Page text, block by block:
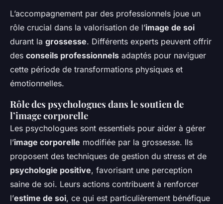
L’accompagnement par des professionnels joue un
rôle crucial dans la valorisation de l’image de soi
durant la grossesse. Différents experts peuvent offrir
des conseils professionnels adaptés pour naviguer
cette période de transformations physiques et
émotionnelles.
Rôle des psychologues dans le soutien de
l’image corporelle
Les psychologues sont essentiels pour aider à gérer
l’image corporelle modifiée par la grossesse. Ils
proposent des techniques de gestion du stress et de
psychologie positive, favorisant une perception
saine de soi. Leurs actions contribuent à renforcer
l’estime de soi, ce qui est particulièrement bénéfique